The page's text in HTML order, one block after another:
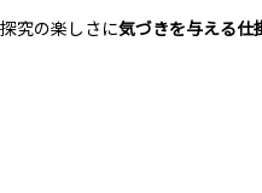
探究の楽しさに気づきを与える仕